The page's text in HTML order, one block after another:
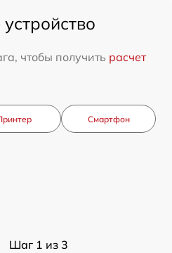
Шаг 1 из 3
чтобы получить расчет
Смартфон